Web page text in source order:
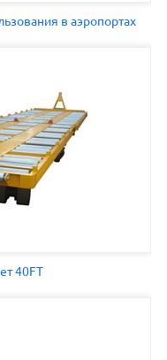
в аэропортах
40FT